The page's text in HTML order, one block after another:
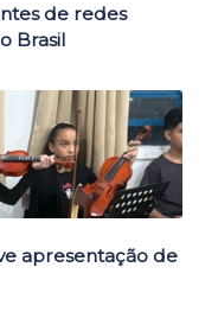
de redes
Brasil
apresentação de